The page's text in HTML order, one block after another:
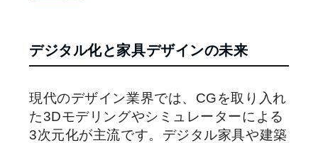
デジタル化と家具デザインの未来
現代のデザイン業界では、CGを取り入れ
た3Dモデリングやシミュレーターによる
3次元化が主流です。デジタル家具や建築